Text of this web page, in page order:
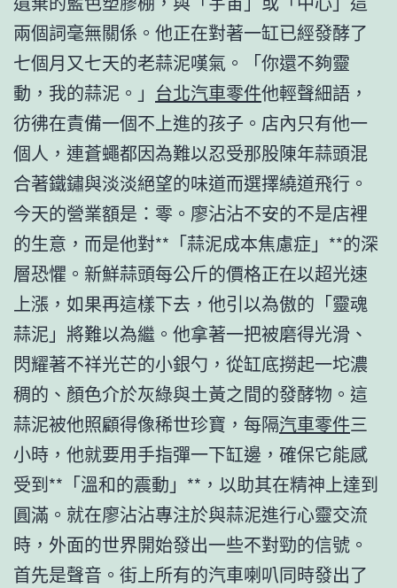
兩個詞毫無關係。他正在對著一缸已經發酵了
七個月又七天的老蒜泥嘆氣。「你還不夠靈
動，我的蒜泥。」 台北汽車零件他輕聲細語，
彷彿在責備一個不上進的孩子。店內只有他一
個人，連蒼蠅都因為難以忍受那股陳年蒜頭混
合著鐵鏽與淡淡絕望的味道而選擇繞道飛行。
今天的營業額是：零。廖沾沾不安的不是店裡
的生意，而是他對**「蒜泥成本焦慮症」**的深
層恐懼。新鮮蒜頭每公斤的價格正在以超光速
上漲，如果再這樣下去，他引以為傲的「靈魂
蒜泥」將難以為繼。他拿著一把被磨得光滑、
閃耀著不祥光芒的小銀勺，從缸底撈起一坨濃
稠的、顏色介於灰綠與土黃之間的發酵物。這
蒜泥被他照顧得像稀世珍寶，每隔汽車零件三
小時，他就要用手指彈一下缸邊，確保它能感
受到**「溫和的震動」**，以助其在精神上達到
圓滿。就在廖沾沾專注於與蒜泥進行心靈交流
時，外面的世界開始發出一些不對勁的信號。
首先是聲音。街上所有的汽車喇叭同時發出了